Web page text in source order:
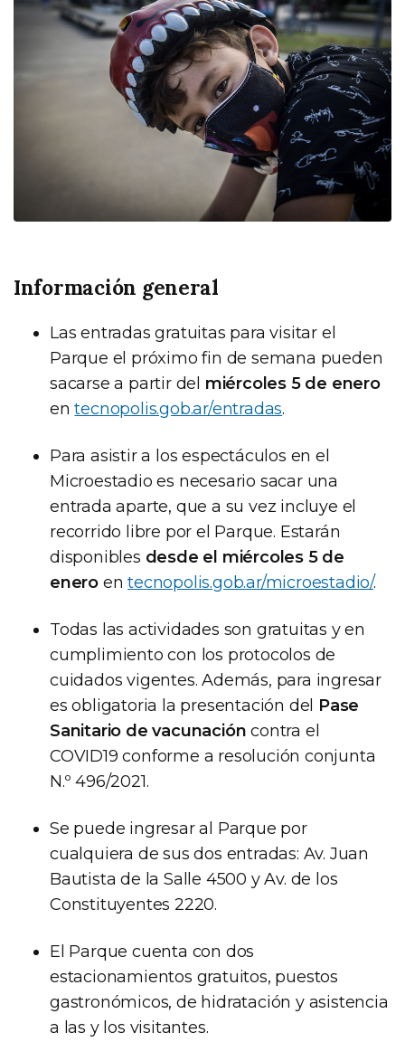
Información general
Las entradas gratuitas para visitar el
Parque el próximo fin de semana pueden
sacarse a partir del miércoles 5 de enero
entecnopolis.gob.ar/entradas.
Para asistir a los espectáculos en el
Microestadio es necesario sacar una
entrada aparte, que a su vez incluye el
recorrido libre por el Parque. Estarán
disponibles desde el miércoles 5 de
enero entecnopolis.gob.ar/microestadio/.
Todas las actividades son gratuitas y en
cumplimiento con los protocolos de
cuidados vigentes. Además, para ingresar
es obligatoria la presentación del Pase
Sanitario de vacunación contra el
COVID19 conforme a resolución conjunta
N.º 496/2021.
Se puede ingresar al Parque por
cualquiera de sus dos entradas: Av. Juan
Bautista de la Salle 4500 y Av. de los
Constituyentes 2220.
El Parque cuenta con dos
estacionamientos gratuitos, puestos
gastronómicos, de hidratación y asistencia
a las y los visitantes.